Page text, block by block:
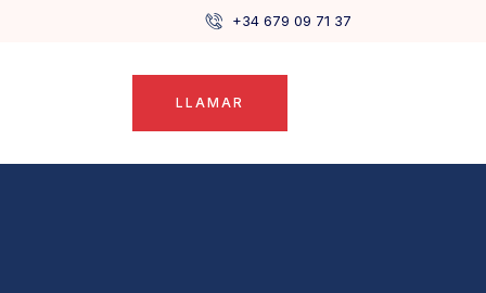
+34 679 09 71 37
LLAMAR